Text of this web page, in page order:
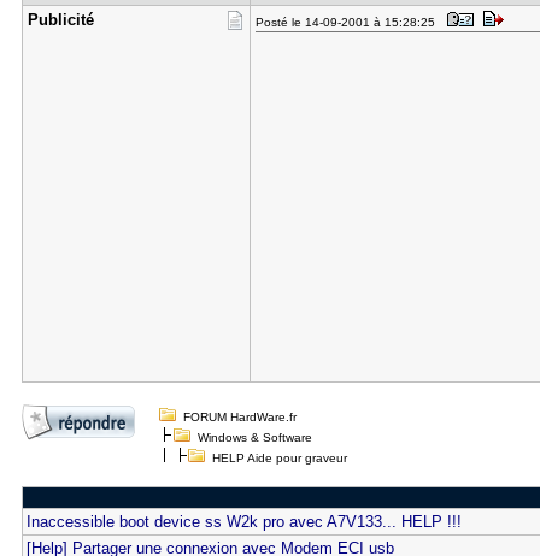
Publicité Posté le 14-09-2001 à 15:28:25
FORUM HardWare.fr
Windows & Software
HELP Aide pour graveur
Inaccessible boot device ss W2k pro avec A7V133... HELP !!!
[Help] Partager une connexion avec Modem ECI usb